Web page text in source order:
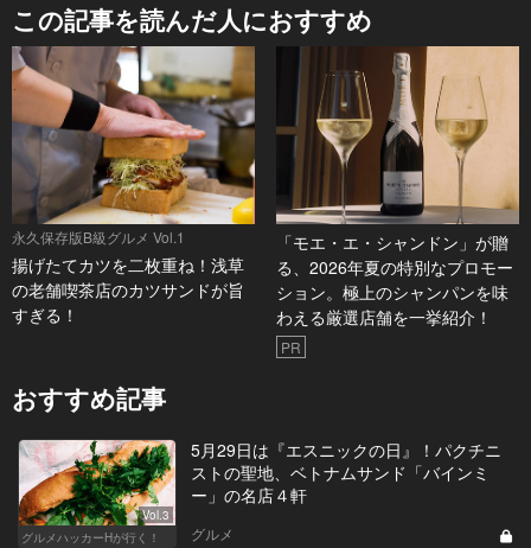
この記事を読んだ人におすすめ
永久保存版B級グルメ Vol.1
揚げたてカツを二枚重ね！浅草
の老舗喫茶店のカツサンドが旨
すぎる！
「モエ・エ・シャンドン」が贈
る、2026年夏の特別なプロモー
ション。極上のシャンパンを味
わえる厳選店舗を一挙紹介！
PR
おすすめ記事
Vol.3
グルメハッカーHが行く！
5月29日は『エスニックの日』！パクチニ
ストの聖地、ベトナムサンド「バインミ
ー」の名店４軒
グルメ